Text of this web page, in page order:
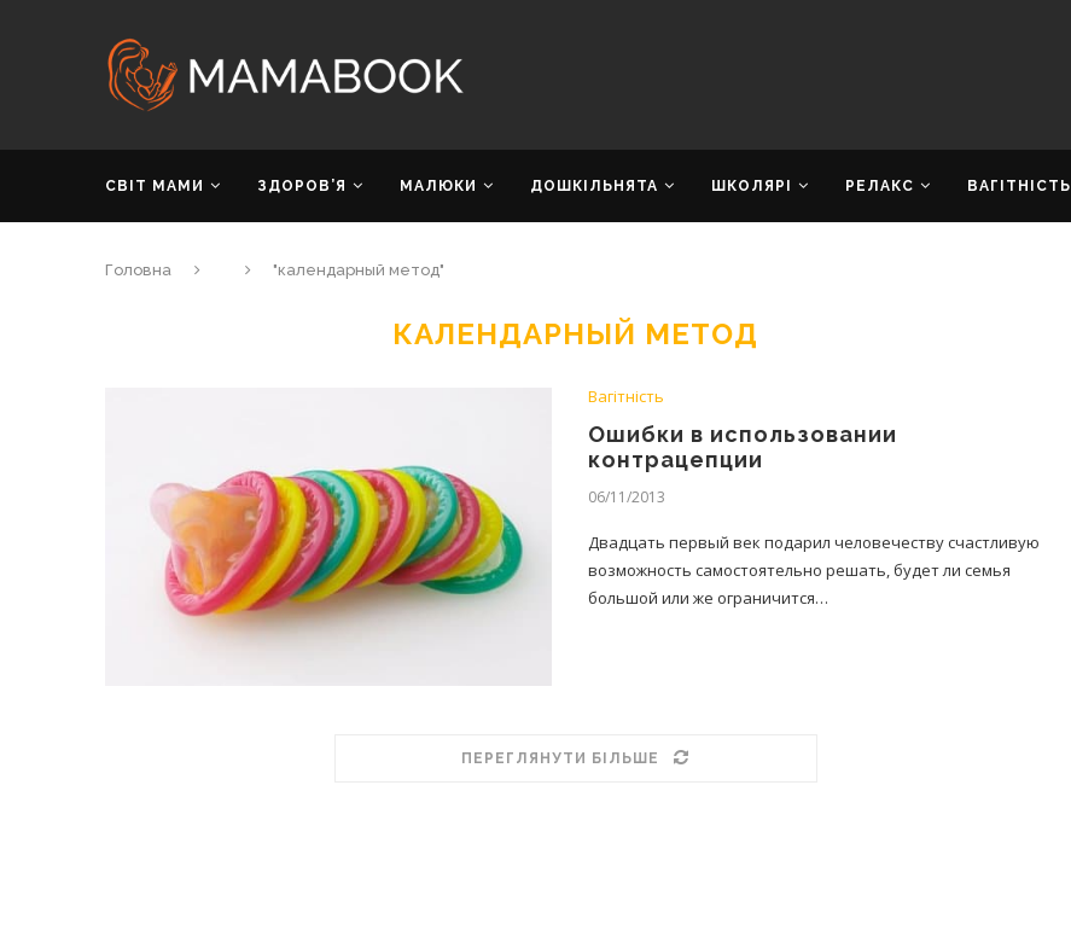
СВІТ МАМИ ЗДОРОВ’Я МАЛЮКИ ДОШКІЛЬНЯТА ШКОЛЯРІ РЕЛАКС ВАГІТНІСТЬ
Головна "календарный метод"
КАЛЕНДАРНЫЙ МЕТОД
Вагітність
Ошибки в использовании
контрацепции
06/11/2013
Двадцать первый век подарил человечеству счастливую
возможность самостоятельно решать, будет ли семья
большой или же ограничится…
ПЕРЕГЛЯНУТИ БІЛЬШЕ